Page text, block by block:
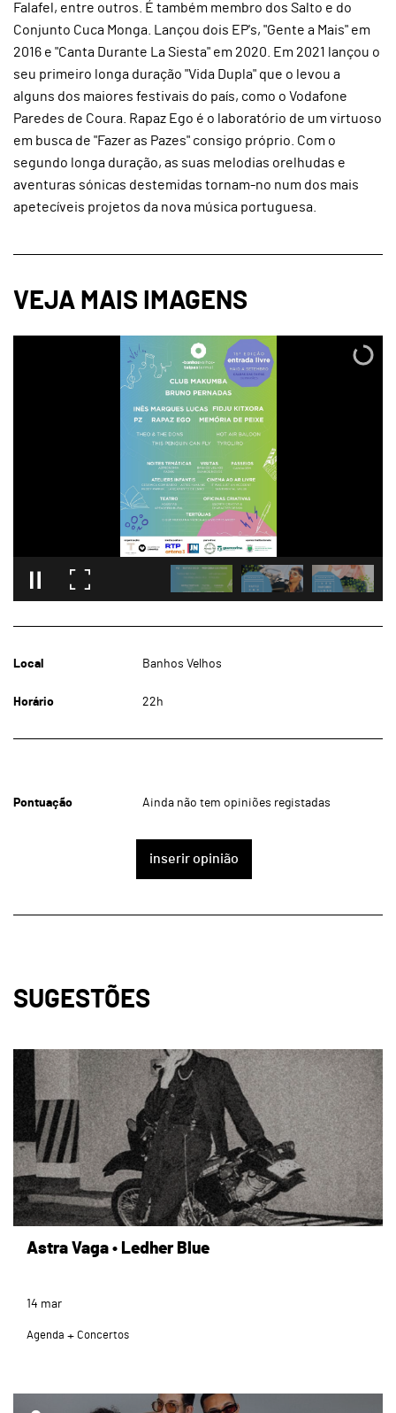
Falafel, entre outros. É também membro dos Salto e do
Conjunto Cuca Monga. Lançou dois EP's, "Gente a Mais" em
2016 e "Canta Durante La Siesta" em 2020. Em 2021 lançou o
seu primeiro longa duração "Vida Dupla" que o levou a
alguns dos maiores festivais do país, como o Vodafone
Paredes de Coura. Rapaz Ego é o laboratório de um virtuoso
em busca de "Fazer as Pazes" consigo próprio. Com o
segundo longa duração, as suas melodias orelhudas e
aventuras sónicas destemidas tornam-no num dos mais
apetecíveis projetos da nova música portuguesa.
Local Banhos Velhos
Horário 22h
Pontuação Ainda não tem opiniões registadas
inserir opinião
SUGESTÕES
page
Astra Vaga • Ledher Blue
14 mar
Agenda Concertos